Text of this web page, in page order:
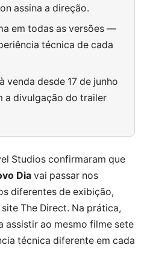
assina a direção.
em todas as versões —
técnica de cada
venda desde 17 de junho
a divulgação do trailer
Studios confirmaram que
Dia vai passar nos
diferentes de exibição,
The Direct. Na prática,
assistir ao mesmo filme sete
técnica diferente em cada